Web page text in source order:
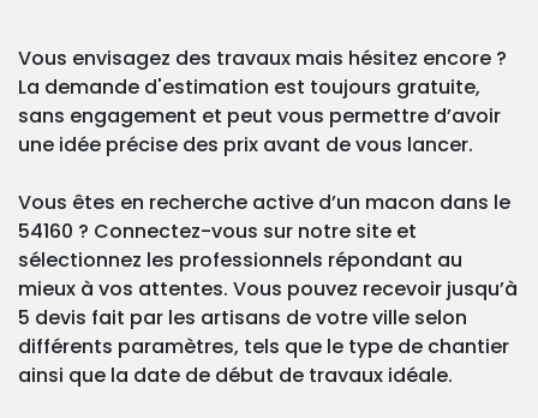
Vous envisagez des travaux mais hésitez encore ?
La demande d'estimation est toujours gratuite,
sans engagement et peut vous permettre d’avoir
une idée précise des prix avant de vous lancer.
Vous êtes en recherche active d’un macon dans le
54160 ? Connectez-vous sur notre site et
sélectionnez les professionnels répondant au
mieux à vos attentes. Vous pouvez recevoir jusqu’à
5 devis fait par les artisans de votre ville selon
différents paramètres, tels que le type de chantier
ainsi que la date de début de travaux idéale.